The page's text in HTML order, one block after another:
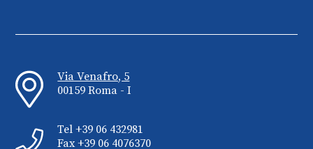
Via Venafro, 5
00159 Roma - I
Tel +39 06 432981
Fax +39 06 4076370